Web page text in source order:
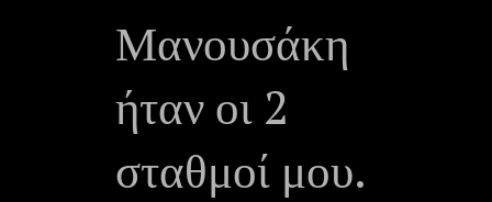
Μανουσάκη
ήταν οι 2
σταθμοί μου.